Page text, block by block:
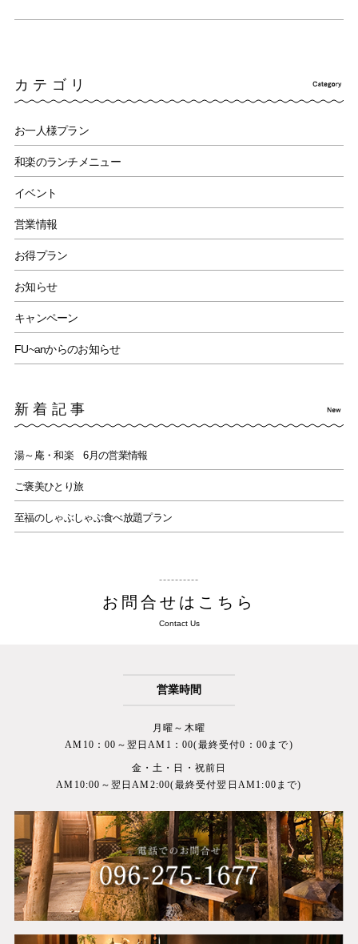
カテゴリ
お一人様プラン
和楽のランチメニュー
イベント
営業情報
お得プラン
お知らせ
キャンペーン
FU~anからのお知らせ
新着記事
湯～庵・和楽 6月の営業情報
ご褒美ひとり旅
至福のしゃぶしゃぶ食べ放題プラン
お問合せはこちら
Contact Us
営業時間
月曜～木曜
AM10：00～翌日AM1：00(最終受付0：00まで)
金・土・日・祝前日
AM10:00～翌日AM2:00(最終受付翌日AM1:00まで)